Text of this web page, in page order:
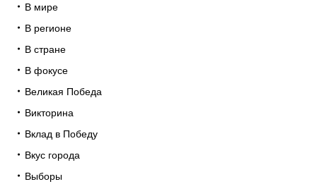
В мире
В регионе
В стране
В фокусе
Великая Победа
Викторина
Вклад в Победу
Вкус города
Выборы